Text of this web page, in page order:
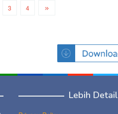
3 4
Lebih Detail